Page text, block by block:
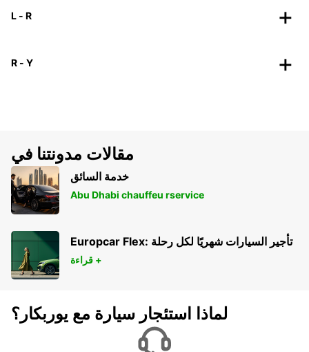
L - R
R - Y
مقالات مدونتنا في
خدمة السائق
Abu Dhabi chauffeu rservice
Europcar Flex: تأجير السيارات شهريًا لكل رحلة
قراءة +
لماذا استئجار سيارة مع يوربكار؟